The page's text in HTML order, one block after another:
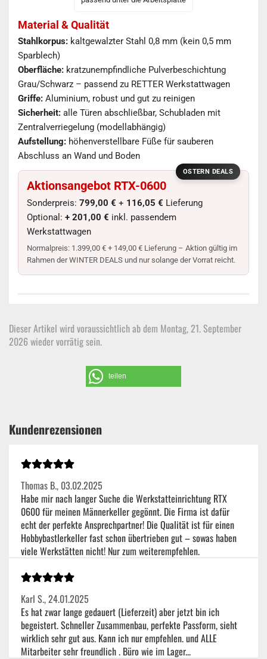
Material & Qualität
Stahlkorpus: kaltgewalzter Stahl 0,8 mm (kein 0,5 mm
Sparblech)
Oberfläche: kratzunempfindliche Pulverbeschichtung
Grau/Schwarz – passend zu RETTER Werkstattwagen
Griffe: Aluminium, robust und gut zu reinigen
Sicherheit: alle Türen abschließbar, Schubladen mit
Zentralverriegelung (modellabhängig)
Aufstellung: höhenverstellbare Füße für sauberen
Abschluss an Wand und Boden
OSTERN DEALS
Aktionsangebot RTX-0600
Sonderpreis: 799,00 € + 116,05 € Lieferung
Optional: + 201,00 € inkl. passendem
Werkstattwagen
Normalpreis: 1.399,00 € + 149,00 € Lieferung – Aktion gültig im
Rahmen der WINTER DEALS und nur solange der Vorrat reicht.
Dieser Artikel wird voraussichtlich ab dem Montag, 21. September
2026 wieder vorrätig sein.
teilen
Kundenrezensionen
Thomas B., 03.02.2025
Habe mir nach langer Suche die Werkstatteinrichtung RTX
0600 für meinen Männerkeller gegönnt. Die Firma ist dafür
echt der perfekte Ansprechpartner! Die Qualität ist für einen
Hobbybastlerkeller fast schon übertrieben gut – sowas haben
viele Werkstätten nicht! Nur zum weiterempfehlen.
Karl S.,24.01.2025
Es hat zwar lange gedauert (Lieferzeit) aber jetzt bin ich
begeistert. Schneller Zusammenbau, perfekte Passform, sieht
wirklich sehr gut aus. Kann ich nur empfehlen. und ALLE
Mitarbeiter sehr freundlich . Büro wie im Lager...